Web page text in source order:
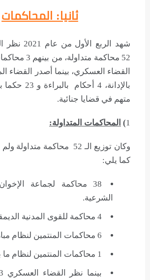
ثانيا: المحاكمات
شهد الربع
52 محاكمة
متهم في قضايا جنائية.
1
)المحاكمات المتداولة:
وكان توزيع الـ 52 محاكمة
كما يلي:
38 محاكمة لجماعة
الشرعية.
4 محاكمة للقوى المدنية الديمقراطية.
6 محاكمات المنتمين لنظام مبارك.
1 محاكمات المنتمين لنظام ما بعد 30 يونيو.